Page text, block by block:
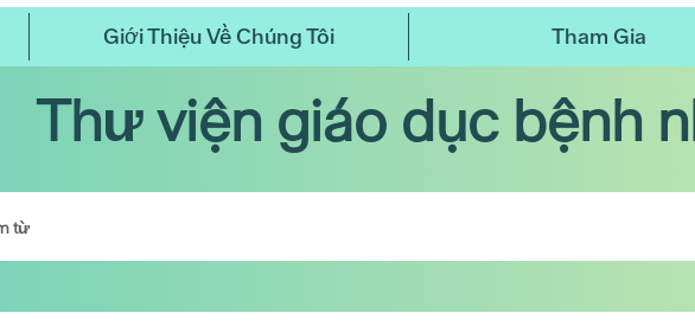
Giới Thiệu Về Chúng Tôi Tham Gia
Thư viện giáo dục bệnh